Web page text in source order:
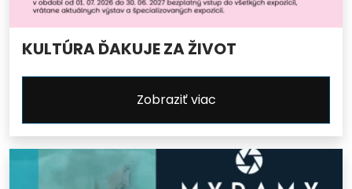
KULTÚRA ĎAKUJE ZA ŽIVOT
Zobraziť viac